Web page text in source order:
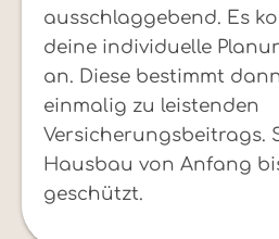
ausschlaggebend. Es
deine individuelle
an. Diese bestimmt
einmalig zu leistenden
Versicherungsbeitrags.
Hausbau von Anfang
geschützt.